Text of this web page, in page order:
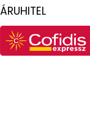
ÁRUHITEL